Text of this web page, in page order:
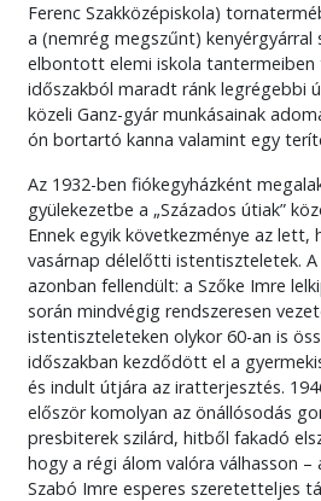
Ferenc Szakközépiskola)
a (nemrég megszűnt) kenyérgyárral
elbontott elemi iskola
időszakból maradt ránk legrégebbi
közeli Ganz-gyár munkásainak
ón bortartó kanna valamint egy
Az 1932-ben fiókegyházként
gyülekezetbe a „Százados útiak”
Ennek egyik következménye az lett,
vasárnap délelőtti istentiszteletek.
azonban fellendült: a Szőke Imre
során mindvégig rendszeresen
istentiszteleteken olykor 60-an is
időszakban kezdődött el a
és indult útjára az iratterjesztés.
először komolyan az önállósodás
presbiterek szilárd, hitből fakadó
hogy a régi álom valóra válhasson –
Szabó Imre esperes szeretetteljes